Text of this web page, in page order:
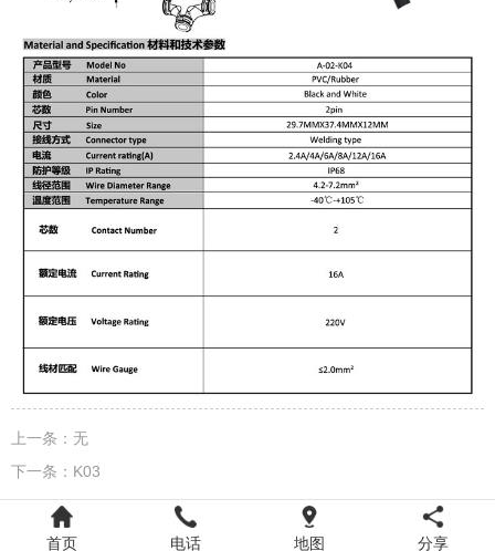
上一条： 无
下一条： K03
首页 电话 地图 分享